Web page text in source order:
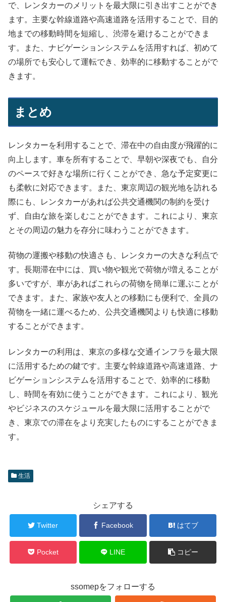
で、レンタカーのメリットを最大限に引き出すことができ
ます。主要な幹線道路や高速道路を活用することで、目的
地までの移動時間を短縮し、渋滞を避けることができま
す。また、ナビゲーションシステムを活用すれば、初めて
の場所でも安心して運転でき、効率的に移動することがで
きます。
まとめ
レンタカーを利用することで、滞在中の自由度が飛躍的に
向上します。車を所有することで、早朝や深夜でも、自分
のペースで好きな場所に行くことができ、急な予定変更に
も柔軟に対応できます。また、東京周辺の観光地を訪れる
際にも、レンタカーがあれば公共交通機関の制約を受け
ず、自由な旅を楽しむことができます。これにより、東京
とその周辺の魅力を存分に味わうことができます。
荷物の運搬や移動の快適さも、レンタカーの大きな利点で
す。長期滞在中には、買い物や観光で荷物が増えることが
多いですが、車があればこれらの荷物を簡単に運ぶことが
できます。また、家族や友人との移動にも便利で、全員の
荷物を一緒に運べるため、公共交通機関よりも快適に移動
することができます。
レンタカーの利用は、東京の多様な交通インフラを最大限
に活用するための鍵です。主要な幹線道路や高速道路、ナ
ビゲーションシステムを活用することで、効率的に移動
し、時間を有効に使うことができます。これにより、観光
やビジネスのスケジュールを最大限に活用することがで
き、東京での滞在をより充実したものにすることができま
す。
生活
シェアする
Twitter Facebook はてブ
Pocket LINE コピー
ssomepをフォローする